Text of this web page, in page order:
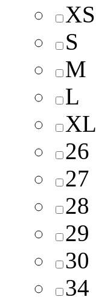
XS
S
M
L
XL
26
27
28
29
30
34